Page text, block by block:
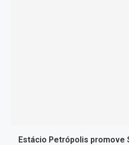
Estácio Petrópolis promove